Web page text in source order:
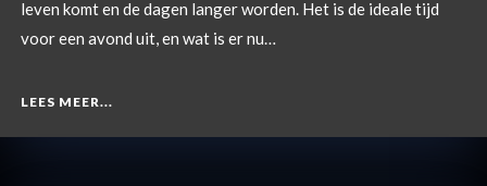
leven komt en de dagen langer worden. Het is de ideale tijd
voor een avond uit, en wat is er nu…
LEES MEER...